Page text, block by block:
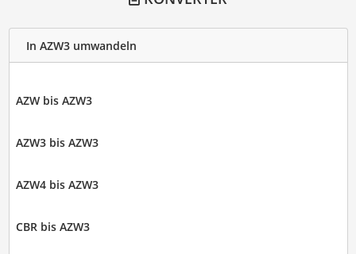
In AZW3 umwandeln
AZW bis AZW3
AZW3 bis AZW3
AZW4 bis AZW3
CBR bis AZW3